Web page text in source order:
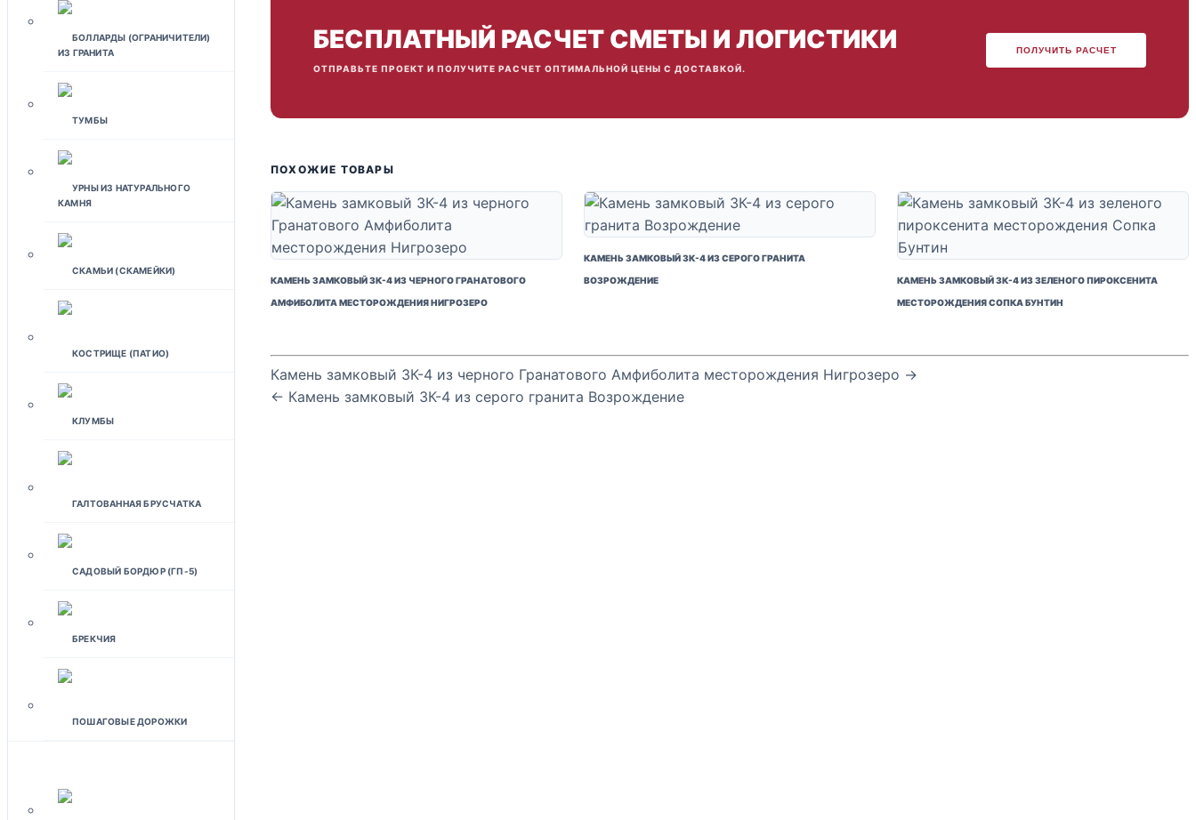
БОЛЛАРДЫ (ОГРАНИЧИТЕЛИ)
ИЗ ГРАНИТА
ТУМБЫ
УРНЫ ИЗ НАТУРАЛЬНОГО
КАМНЯ
СКАМЬИ (СКАМЕЙКИ)
КОСТРИЩЕ (ПАТИО)
КЛУМБЫ
ГАЛТОВАННАЯ БРУСЧАТКА
САДОВЫЙ БОРДЮР (ГП-5)
БРЕКЧИЯ
ПОШАГОВЫЕ ДОРОЖКИ
БЕСПЛАТНЫЙ РАСЧЕТ СМЕТЫ И ЛОГИСТИКИ
ОТПРАВЬТЕ ПРОЕКТ И ПОЛУЧИТЕ РАСЧЕТ ОПТИМАЛЬНОЙ ЦЕНЫ С ДОСТАВКОЙ.
ПОЛУЧИТЬ РАСЧЕТ
ПОХОЖИЕ ТОВАРЫ
КАМЕНЬ ЗАМКОВЫЙ ЗК-4 ИЗ ЧЕРНОГО ГРАНАТОВОГО
АМФИБОЛИТА МЕСТОРОЖДЕНИЯ НИГРОЗЕРО
КАМЕНЬ ЗАМКОВЫЙ ЗК-4 ИЗ СЕРОГО ГРАНИТА
ВОЗРОЖДЕНИЕ КАМЕНЬ ЗАМКОВЫЙ ЗК-4 ИЗ ЗЕЛЕНОГО ПИРОКСЕНИТА
МЕСТОРОЖДЕНИЯ СОПКА БУНТИН
Камень замковый ЗК-4 из черного Гранатового Амфиболита месторождения Нигрозеро →
← Камень замковый ЗК-4 из серого гранита Возрождение